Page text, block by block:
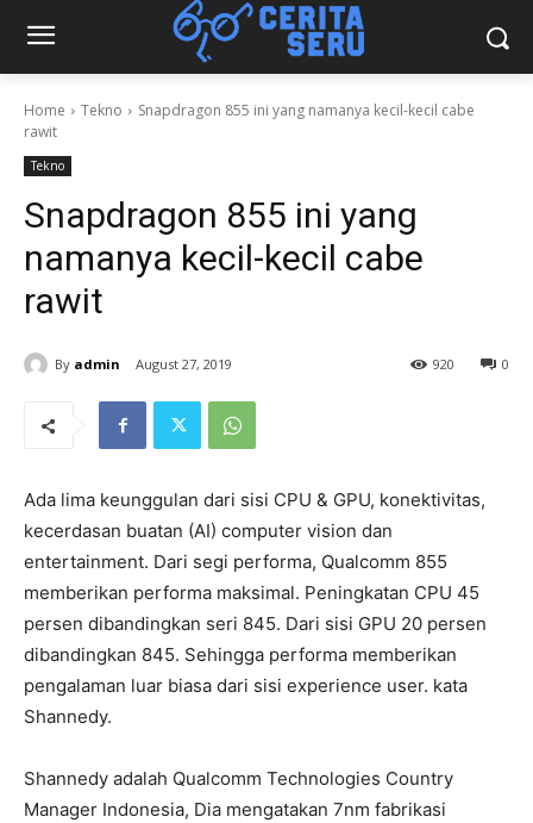
Home Tekno
Snapdragon 855 ini yang namanya kecil-kecil cabe
rawit
Tekno
Snapdragon 855 ini yang
namanya kecil-kecil cabe
rawit
By admin August 27, 2019 0
920
Ada lima keunggulan dari sisi CPU & GPU, konektivitas,
kecerdasan buatan (AI) computer vision dan
entertainment. Dari segi performa, Qualcomm 855
memberikan performa maksimal. Peningkatan CPU 45
persen dibandingkan seri 845. Dari sisi GPU 20 persen
dibandingkan 845. Sehingga performa memberikan
pengalaman luar biasa dari sisi experience user. kata
Shannedy.
Shannedy adalah Qualcomm Technologies Country
Manager Indonesia, Dia mengatakan 7nm fabrikasi